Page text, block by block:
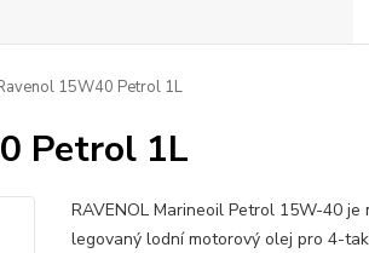
15W40 Petrol 1L
Petrol 1L
RAVENOL Marineoil Petrol 15W-40
legovaný lodní motorový olej pro 4-